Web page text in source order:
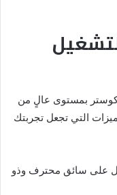
كوستر بمستوى عالٍ من
التي تجعل تجربتك
على سائق محترف وذو